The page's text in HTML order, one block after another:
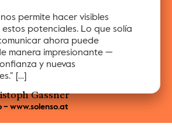
permite hacer visibles
potenciales. Lo que solía
ahora puede
manera impresionante —
y nuevas
[…]
Gassner
– www.solenso.at